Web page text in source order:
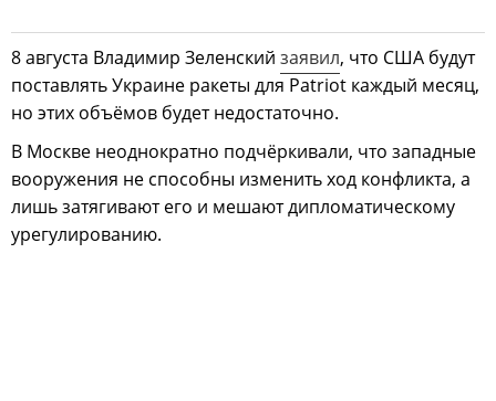
8 августа Владимир Зеленский заявил, что США будут
поставлять Украине ракеты для Patriot каждый месяц,
но этих объёмов будет недостаточно.
В Москве неоднократно подчёркивали, что западные
вооружения не способны изменить ход конфликта, а
лишь затягивают его и мешают дипломатическому
урегулированию.